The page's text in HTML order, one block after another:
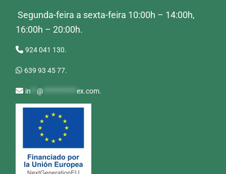
Segunda-feira a sexta-feira 10:00h – 14:00h,
16:00h – 20:00h.
924 041 130.
639 93 45 77.
in **@ ***********ex.com.